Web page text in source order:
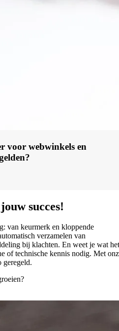
voor webwinkels en
succes!
van keurmerk en kloppende
verzamelen van
bij klachten. En weet je wat het
of technische kennis nodig. Met
geregeld.